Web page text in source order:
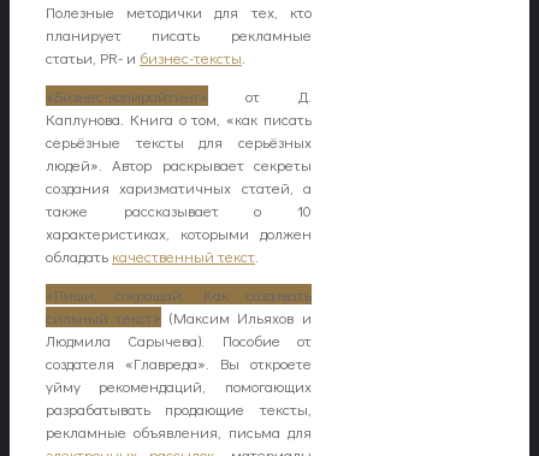
Полезные методички для тех, кто
планирует писать рекламные
статьи, PR- и бизнес-тексты
«Бизнес-копирайтинг» от Д.
Каплунова. Книга о том, «как писать
серьёзные тексты для серьёзных
людей». Автор раскрывает секреты
создания харизматичных статей, а
также рассказывает о 10
характеристиках, которыми должен
обладать качественный текст
«Пиши, сокращай. Как создавать
сильный текст» (Максим Ильяхов и
Людмила Сарычева). Пособие от
создателя «Главреда». Вы откроете
уйму рекомендаций, помогающих
разрабатывать продающие тексты,
рекламные объявления, письма для